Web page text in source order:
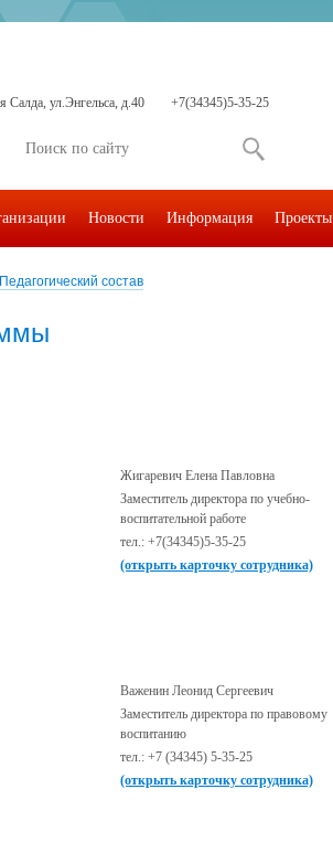
Педагогический состав
Жигаревич Елена Павловна
Заместитель директора по учебно-
воспитательной работе
тел.: +7(34345)5-35-25
(открыть карточку сотрудника)
Важенин Леонид Сергеевич
Заместитель директора по правовому
воспитанию
тел.: +7 (34345) 5-35-25
(открыть карточку сотрудника)
Салда, ул.Энгельса, д.40 +7(34345)5-35-25
Новости Информация Проекты